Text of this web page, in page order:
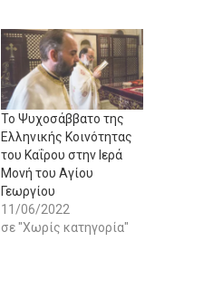
Το Ψυχοσάββατο της
Ελληνικής Κοινότητας
του Καΐρου στην Ιερά
Μονή του Αγίου
Γεωργίου
11/06/2022
σε "Χωρίς κατηγορία"